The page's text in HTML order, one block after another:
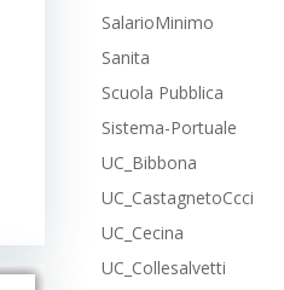
SalarioMinimo
Sanita
Scuola Pubblica
Sistema-Portuale
UC_Bibbona
UC_CastagnetoCcci
UC_Cecina
UC_Collesalvetti